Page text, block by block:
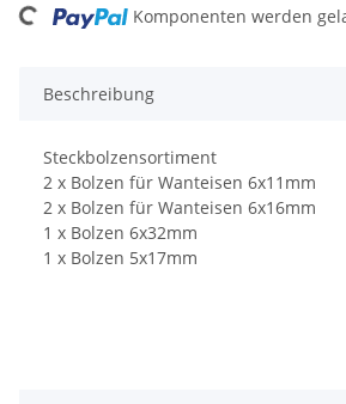
Komponenten werden
Beschreibung
Steckbolzensortiment
2 x Bolzen für Wanteisen 6x11mm
2 x Bolzen für Wanteisen 6x16mm
1 x Bolzen 6x32mm
1 x Bolzen 5x17mm